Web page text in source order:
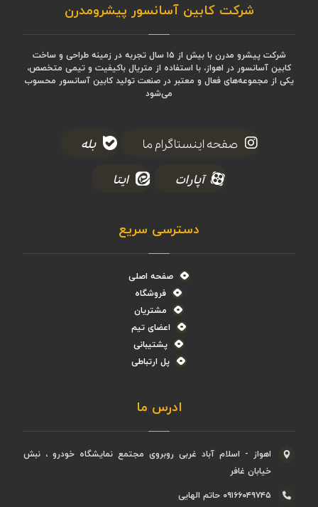
شرکت کابین آسانسور پیشرومدرن
شرکت پیشرو مدرن با بیش از ۱۵ سال تجربه در زمینه طراحی و ساخت
کابین آسانسور در اهواز، با استفاده از متریال باکیفیت و تیمی متخصص،
یکی از مجموعه‌های فعال و معتبر در صنعت تولید کابین آسانسور محسوب
می‌شود
صفحه اینستاگرام ما بله
آپارات ایتا
دسترسی سریع
صفحه اصلی
فروشگاه
مشتریان
اعضای تیم
پشتیبانی
پل ارتباطی
ادرس ما
اهواز - اسلام آباد غربی روبروی مجتمع نمایشگاه خودرو ، نبش
خیابان غافر
۰۹۱۶۶۰۴۹۷۴۵ حاتم الهایی